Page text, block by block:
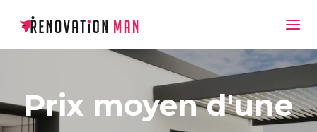
Prix moyen d'une